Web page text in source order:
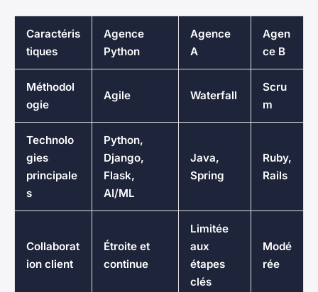
Caractéris
tiques
Agence
Python
Agence
A
Agen
ce B
Méthodol
ogie
Agile Waterfall
Scru
m
Technolo
gies
principale
s
Python,
Django,
Flask,
AI/ML
Java,
Spring
Ruby,
Rails
Collaborat
ion client
Étroite et
continue
Limitée
aux
étapes
clés
Modé
rée